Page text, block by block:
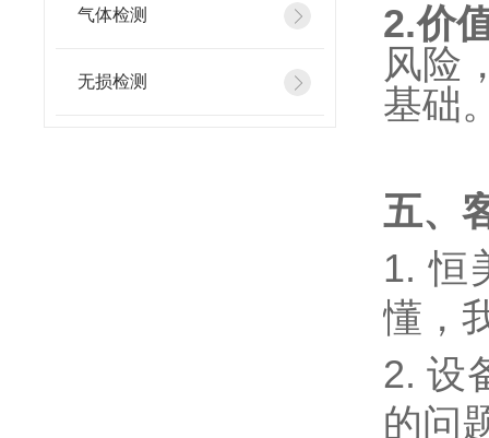
气体检测
无损检测
2.价
风险
基础
五、
1.恒
懂，
2.设
的问